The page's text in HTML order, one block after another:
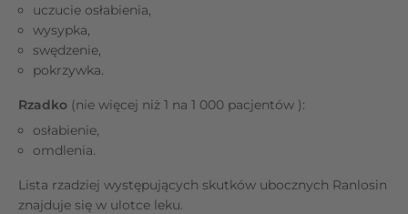
uczucie osłabienia,
wysypka,
swędzenie,
pokrzywka.
Rzadko (nie więcej niż 1 na 1 000 pacjentów ):
osłabienie,
omdlenia.
Lista rzadziej występujących skutków ubocznych Ranlosin
znajduje się w ulotce leku.